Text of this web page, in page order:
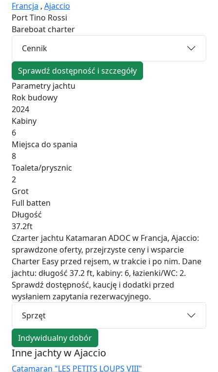
Francja , Ajaccio
Port Tino Rossi
Bareboat charter
Cennik
Sprawdź dostępność i szczegóły
Parametry jachtu
Rok budowy
2024
Kabiny
6
Miejsca do spania
8
Toaleta/prysznic
2
Grot
Full batten
Długość
37.2ft
Czarter jachtu Katamaran ADOC w Francja, Ajaccio:
sprawdzone oferty, przejrzyste ceny i wsparcie
Charter Easy przed rejsem, w trakcie i po nim. Dane
jachtu: długość 37.2 ft, kabiny: 6, łazienki/WC: 2.
Sprawdź dostępność, kaucję i dodatki przed
wysłaniem zapytania rezerwacyjnego.
Sprzęt
Indywidualny dobór
Inne jachty w Ajaccio
Catamaran "LES PETITS LOUPS VIII"